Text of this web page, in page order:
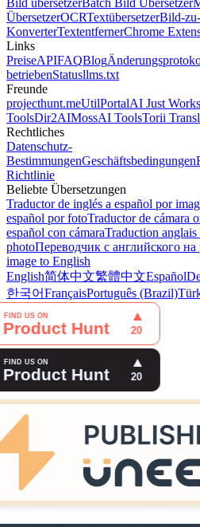
ÜbersetzerOCRTextübersetzerBild-
KonverterTextentfernerChrome
Links
PreiseAPIFAQBlog
betriebenStatusllms.txt
Freunde
projecthunt.meUtilPortalAI Just Works
ToolsDir2AIMossAI ToolsTorii
Rechtliches
Datenschutz-
BestimmungenGeschäftsbedingungen
Richtlinie
Beliebte Übersetzungen
Traductor de inglés a español por
español por fotoTraductor de cámara
español con cámaraTraduction anglais
photoПереводчик с английского
image to English
English简体中文繁體中文Español
한국어FrançaisPortuguês (Brazil)